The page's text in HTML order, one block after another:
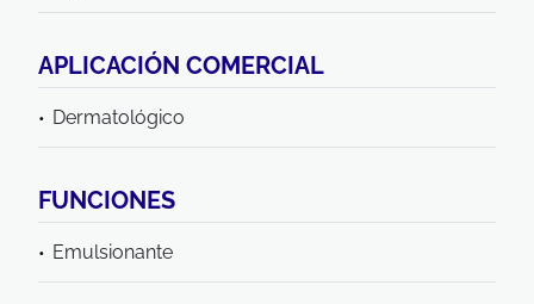
APLICACIÓN COMERCIAL
Dermatológico
FUNCIONES
Emulsionante